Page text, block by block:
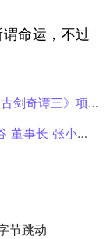
命运，不过
三》项目经理带队
总裁 Davie 邀您参与万人出海展会
节跳动